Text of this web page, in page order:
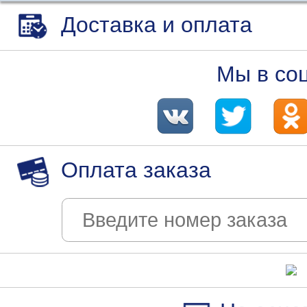
Доставка и оплата
Мы в
Оплата заказа